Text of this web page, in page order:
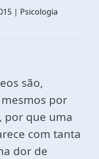
| Psicologia
são,
por
por que uma
com tanta
dor de